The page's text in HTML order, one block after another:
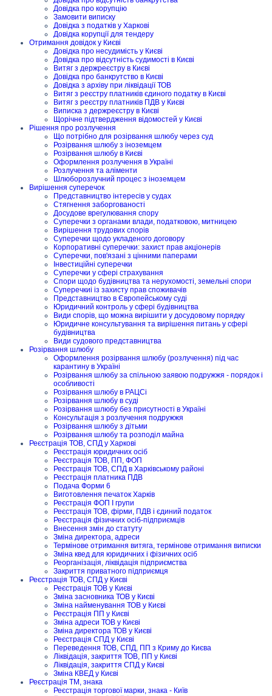
Довідка про корупцію
Замовити виписку
Довідка з податків у Харкові
Довідка корупції для тендеру
Отримання довідок у Києві
Довідка про несудимість у Києві
Довідка про відсутність судимості в Києві
Витяг з держреєстру в Києві
Довідка про банкрутство в Києві
Довідка з архіву при ліквідації ТОВ
Витяг з реєстру платників єдиного податку в Києві
Витяг з реєстру платників ПДВ у Києві
Виписка з держреєстру в Києві
Щорічне підтвердження відомостей у Києві
Рішення про розлучення
Що потрібно для розірвання шлюбу через суд
Розірвання шлюбу з іноземцем
Розірвання шлюбу в Києві
Оформлення розлучення в Україні
Розлучення та аліменти
Шлюборозлучний процес з іноземцем
Вирішення суперечок
Представництво інтересів у судах
Стягнення заборгованості
Досудове врегулювання спору
Суперечки з органами влади, податковою, митницею
Вирішення трудових спорів
Суперечки щодо укладеного договору
Корпоративні суперечки: захист прав акціонерів
Суперечки, пов'язані з цінними паперами
Інвестиційні суперечки
Суперечки у сфері страхування
Спори щодо будівництва та нерухомості, земельні спори
Суперечкиі із захисту прав споживачів
Представництво в Європейському суді
Юридичний контроль у сфері будівництва
Види спорів, що можна вирішити у досудовому порядку
Юридичне консультування та вирішення питань у сфері
будівництва
Види судового представництва
Розірвання шлюбу
Оформлення розірвання шлюбу (розлучення) під час
карантину в Україні
Розірвання шлюбу за спільною заявою подружжя - порядок і
особливості
Розірвання шлюбу в РАЦСі
Розірвання шлюбу в суді
Розірвання шлюбу без присутності в Україні
Консультація з розлучення подружжя
Розірвання шлюбу з дітьми
Розірвання шлюбу та розподіл майна
Реєстрація ТОВ, СПД у Харкові
Реєстрація юридичних осіб
Реєстрація ТОВ, ПП, ФОП
Реєстрація ТОВ, СПД в Харківському районі
Реєстрація платника ПДВ
Подача Форми 6
Виготовлення печаток Харків
Реєстрація ФОП I групи
Реєстрація ТОВ, фірми, ПДВ і єдиний податок
Реєстрація фізичних осіб-підприємців
Внесення змін до статуту
Зміна директора, адреси
Термінове отримання витяга, термінове отримання виписки
Зміна квед для юридичних і фізичних осіб
Реорганізація, ліквідація підприємства
Закриття приватного підприємця
Реєстрація ТОВ, СПД у Києві
Реєстрація ТОВ у Києві
Зміна засновника ТОВ у Києві
Зміна найменування ТОВ у Києві
Реєстрація ПП у Києві
Зміна адреси ТОВ у Києві
Зміна директора ТОВ у Києві
Реєстрація СПД у Києві
Переведення ТОВ, СПД, ПП з Криму до Києва
Ліквідація, закриття ТОВ, ПП у Києві
Ліквідація, закриття СПД у Києві
Зміна КВЕД у Києві
Реєстрація ТМ, знака
Реєстрація торгової марки, знака - Київ